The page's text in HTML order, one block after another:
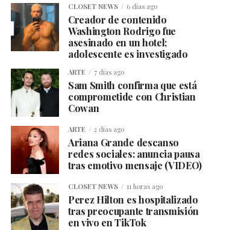
CLOSET NEWS 6 días ago
Creador de contenido
Washington Rodrigo fue
asesinado en un hotel;
adolescente es investigado
ARTE 7 días ago
Sam Smith confirma que está
comprometide con Christian
Cowan
ARTE 2 días ago
Ariana Grande descanso
redes sociales: anuncia pausa
tras emotivo mensaje (VIDEO)
CLOSET NEWS 11 horas ago
Perez Hilton es hospitalizado
tras preocupante transmisión
en vivo en TikTok